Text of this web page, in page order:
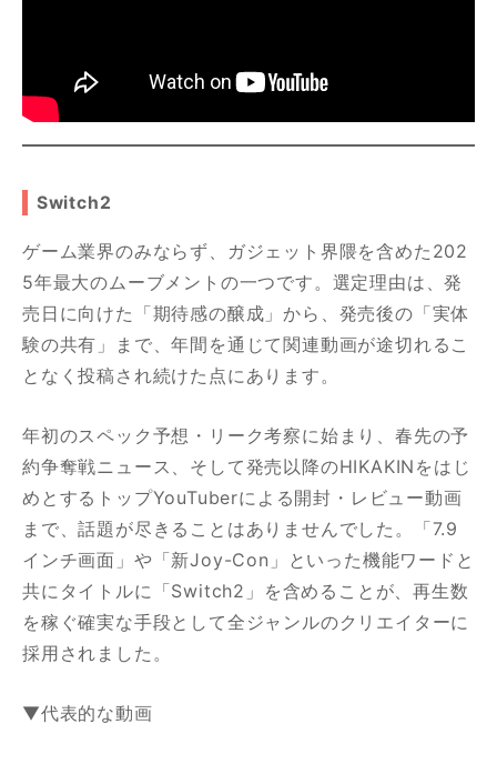
Switch2
ゲーム業界のみならず、ガジェット界隈を含めた202
5年最大のムーブメントの一つです。選定理由は、発
売日に向けた「期待感の醸成」から、発売後の「実体
験の共有」まで、年間を通じて関連動画が途切れるこ
となく投稿され続けた点にあります。
年初のスペック予想・リーク考察に始まり、春先の予
約争奪戦ニュース、そして発売以降のHIKAKINをはじ
めとするトップYouTuberによる開封・レビュー動画
まで、話題が尽きることはありませんでした。「7.9
インチ画面」や「新Joy-Con」といった機能ワードと
共にタイトルに「Switch2」を含めることが、再生数
を稼ぐ確実な手段として全ジャンルのクリエイターに
採用されました。
▼代表的な動画